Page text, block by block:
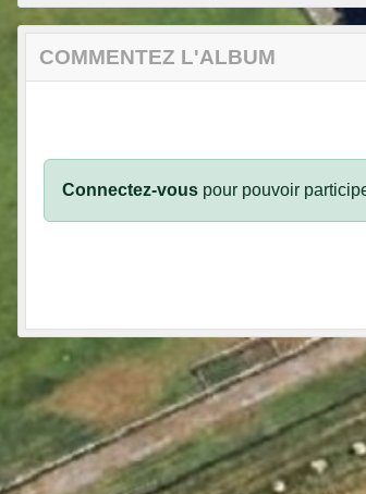
COMMENTEZ L'ALBUM
Connectez-vous pour pouvoir